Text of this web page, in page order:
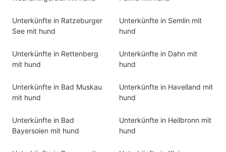
Unterkünfte in Ratzeburger
See mit hund
Unterkünfte in Semlin mit
hund
Unterkünfte in Rettenberg
mit hund
Unterkünfte in Dahn mit
hund
Unterkünfte in Bad Muskau
mit hund
Unterkünfte in Havelland mit
hund
Unterkünfte in Bad
Bayersoien mit hund
Unterkünfte in Heilbronn mit
hund